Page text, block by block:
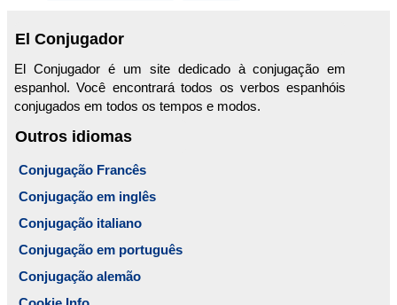
El Conjugador
El Conjugador é um site dedicado à conjugação em
espanhol. Você encontrará todos os verbos espanhóis
conjugados em todos os tempos e modos.
Outros idiomas
Conjugação Francês
Conjugação em inglês
Conjugação italiano
Conjugação em português
Conjugação alemão